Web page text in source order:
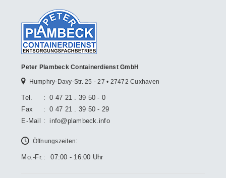
Peter Plambeck Containerdienst GmbH
Humphry-Davy-Str. 25 - 27 • 27472 Cuxhaven
Tel. :
0 47 21 . 39 50 - 0
Fax
:
0 47 21 . 39 50 - 29
E-Mail
: info@plambeck.info
Öffnungszeiten:
Mo.-Fr. : 07:00 - 16:00 Uhr